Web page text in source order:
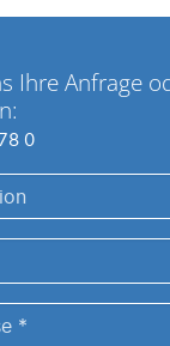
Ihre Anfrage
0